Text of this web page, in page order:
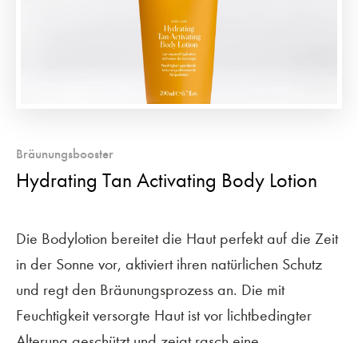
Bräunungsbooster
Hydrating Tan Activating Body Lotion
Die Bodylotion bereitet die Haut perfekt auf die Zeit
in der Sonne vor, aktiviert ihren natürlichen Schutz
und regt den Bräunungsprozess an. Die mit
Feuchtigkeit versorgte Haut ist vor lichtbedingter